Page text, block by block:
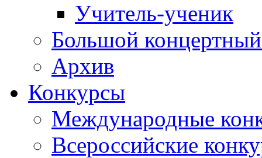
Учитель-ученик
Большой концертный
Архив
Конкурсы
Международные
Всероссийские